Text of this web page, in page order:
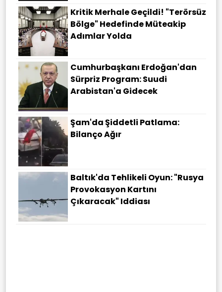
Kritik Merhale Geçildi! "Terörsüz
Bölge" Hedefinde Müteakip
Adımlar Yolda
Cumhurbaşkanı Erdoğan'dan
Sürpriz Program: Suudi
Arabistan'a Gidecek
Şam'da Şiddetli Patlama:
Bilanço Ağır
Baltık'da Tehlikeli Oyun: "Rusya
Provokasyon Kartını
Çıkaracak" Iddiası